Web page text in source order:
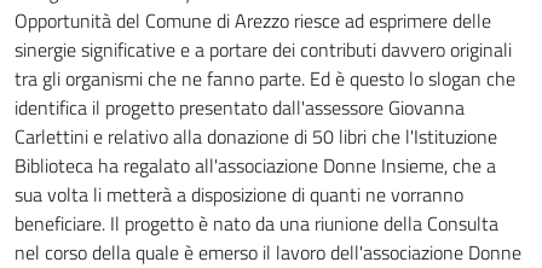
Opportunità del Comune di Arezzo riesce ad esprimere delle
sinergie significative e a portare dei contributi davvero originali
tra gli organismi che ne fanno parte. Ed è questo lo slogan che
identifica il progetto presentato dall'assessore Giovanna
Carlettini e relativo alla donazione di 50 libri che l'Istituzione
Biblioteca ha regalato all'associazione Donne Insieme, che a
sua volta li metterà a disposizione di quanti ne vorranno
beneficiare. Il progetto è nato da una riunione della Consulta
nel corso della quale è emerso il lavoro dell'associazione Donne